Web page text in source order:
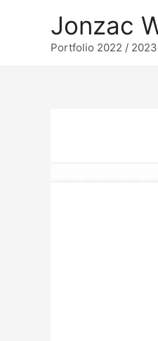
Jonzac
Portfolio 2022 / 2023